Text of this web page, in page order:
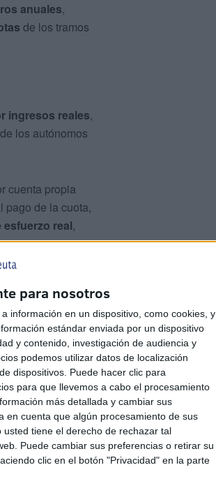
para nosotros
información en un dispositivo, como cookies, y
estándar enviada por un dispositivo
y contenido, investigación de audiencia y
podemos utilizar datos de localización
dispositivos. Puede hacer clic para
para que llevemos a cabo el procesamiento
más detallada y cambiar sus
en cuenta que algún procesamiento de sus
tiene el derecho de rechazar tal
Puede cambiar sus preferencias o retirar su
clic en el botón "Privacidad" en la parte
anuales,
de los tramos
ingresos reales,
los autónomos
cuenta propia
pago de la cuota,
esfuerzo real,
más que el
justo, solidario